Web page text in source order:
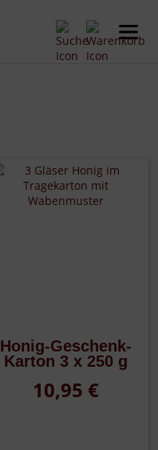
Honig-Geschenk-
Karton 3 x 250 g
10,95 €